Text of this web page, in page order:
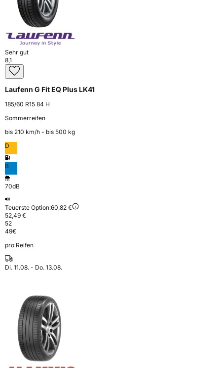
Sehr gut
8,1
Laufenn G Fit EQ Plus LK41
185/60 R15 84 H
Sommerreifen
bis 210 km⁠/⁠h - bis 500 kg
D
B
70dB
Teuerste Option:60,82 €
52,49 €
52
49€
pro Reifen
Di. 11.08. - Do. 13.08.